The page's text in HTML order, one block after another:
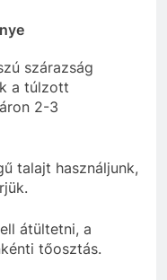
szárazság
a túlzott
2-3
talajt használjunk,
átültetni, a
tőosztás.